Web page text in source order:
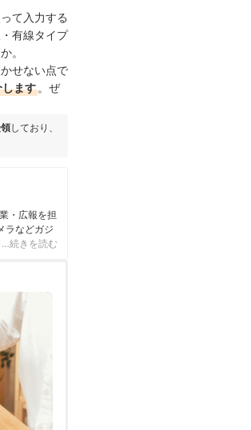
て入力する
有線タイプ
。
せない点で
ます 。ぜ
しており、
・広報を担
ラなどガジ
ンツ制作に
…続きを読む